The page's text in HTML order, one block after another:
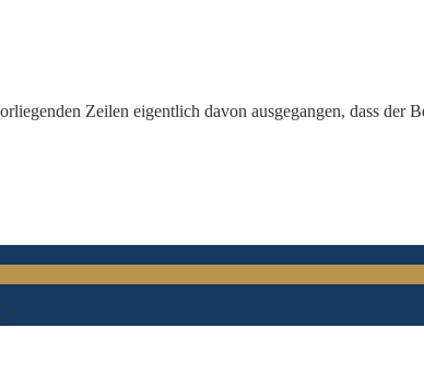
Zeilen eigentlich davon ausgegangen, dass der